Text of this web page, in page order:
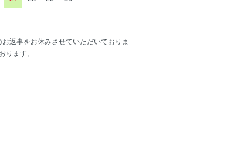
返事をお休みさせていただいておりま
ます。